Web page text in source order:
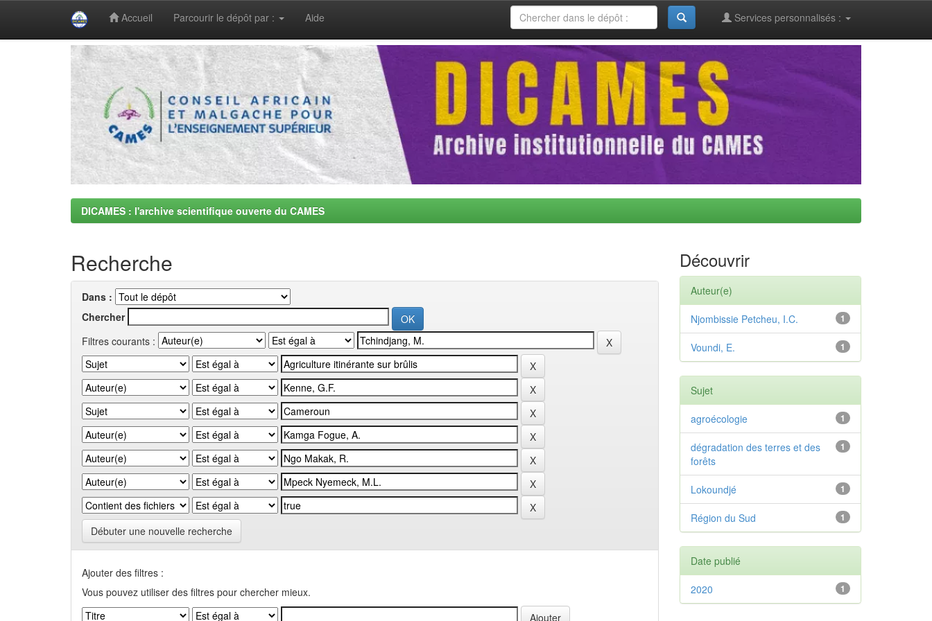
Accueil Parcourir le dépôt par : Aide Services personnalisés :
DICAMES : l'archive scientifique ouverte du CAMES
Recherche
Dans :
Chercher
Filtres courants :
Débuter une nouvelle recherche
Ajouter des filtres :
Vous pouvez utiliser des filtres pour chercher mieux.
Découvrir
Auteur(e)
1
Njombissie Petcheu, I.C.
1
Voundi, E.
Sujet
1
agroécologie
1
dégradation des terres et des
forêts
1
Lokoundjé
1
Région du Sud
Date publié
1
2020